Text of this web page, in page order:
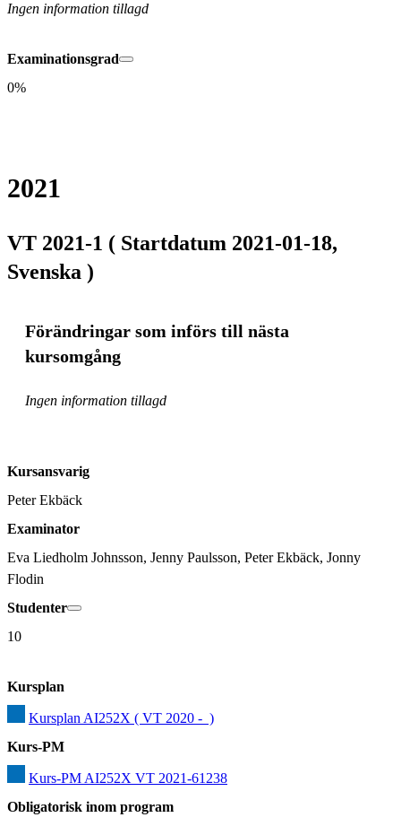
Ingen information tillagd
Examinationsgrad
0%
2021
VT 2021-1 ( Startdatum 2021-01-18,
Svenska )
Förändringar som införs till nästa
kursomgång
Ingen information tillagd
Kursansvarig
Peter Ekbäck
Examinator
Eva Liedholm Johnsson, Jenny Paulsson, Peter Ekbäck, Jonny
Flodin
Studenter
10
Kursplan
Kursplan AI252X ( VT 2020 -  )
Kurs-PM
Kurs-PM AI252X VT 2021-61238
Obligatorisk inom program